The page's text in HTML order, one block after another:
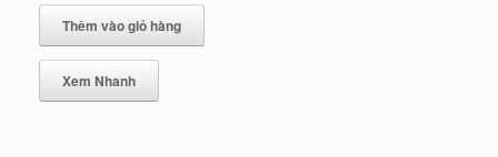
Thêm vào giỏ hàng
Xem Nhanh